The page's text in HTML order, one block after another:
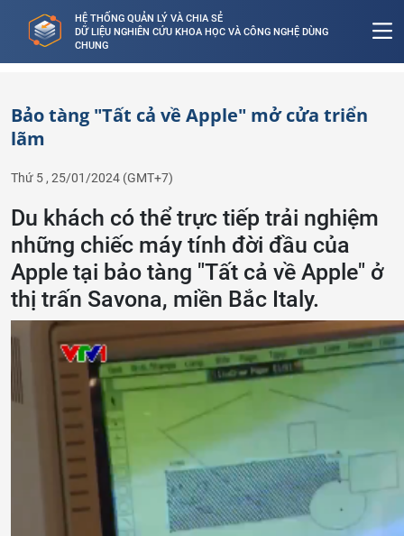
HỆ THỐNG QUẢN LÝ VÀ CHIA SẺ
DỮ LIỆU NGHIÊN CỨU KHOA HỌC VÀ CÔNG NGHỆ DÙNG
CHUNG
Bảo tàng "Tất cả về Apple" mở cửa triển
lãm
Thứ 5 , 25/01/2024 (GMT+7)
Du khách có thể trực tiếp trải nghiệm
những chiếc máy tính đời đầu của
Apple tại bảo tàng "Tất cả về Apple" ở
thị trấn Savona, miền Bắc Italy.